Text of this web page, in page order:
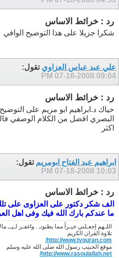
رد : خرائط الاساس
شكرا جزيلا على هذا التوضيح الوافي
علي عبد عباس العزاوي تقول:
07-18-2008 09:04 PM
رد : خرائط الاساس
حياك د.ابراهيم ابو مريم على
البصري افضل من الكلام الوصفي
اكثر
ابراهيم عبد الفتاح ابومريم تقول:
07-18-2008 10:03 PM
رد : خرائط الاساس
الف شكر دكتور على العزاوى على
ما عندكم بارك الله فيك وفى اهل
اللـهم إجعـلني خيـراً مما يظنونـ ..واغفـر لـيــ
تلاوة القران الكريم
http://www.tvquran.com/
موقع الحبيب رسول الله صلى الله عليه وسلم
http://www.rasoulallah.net/